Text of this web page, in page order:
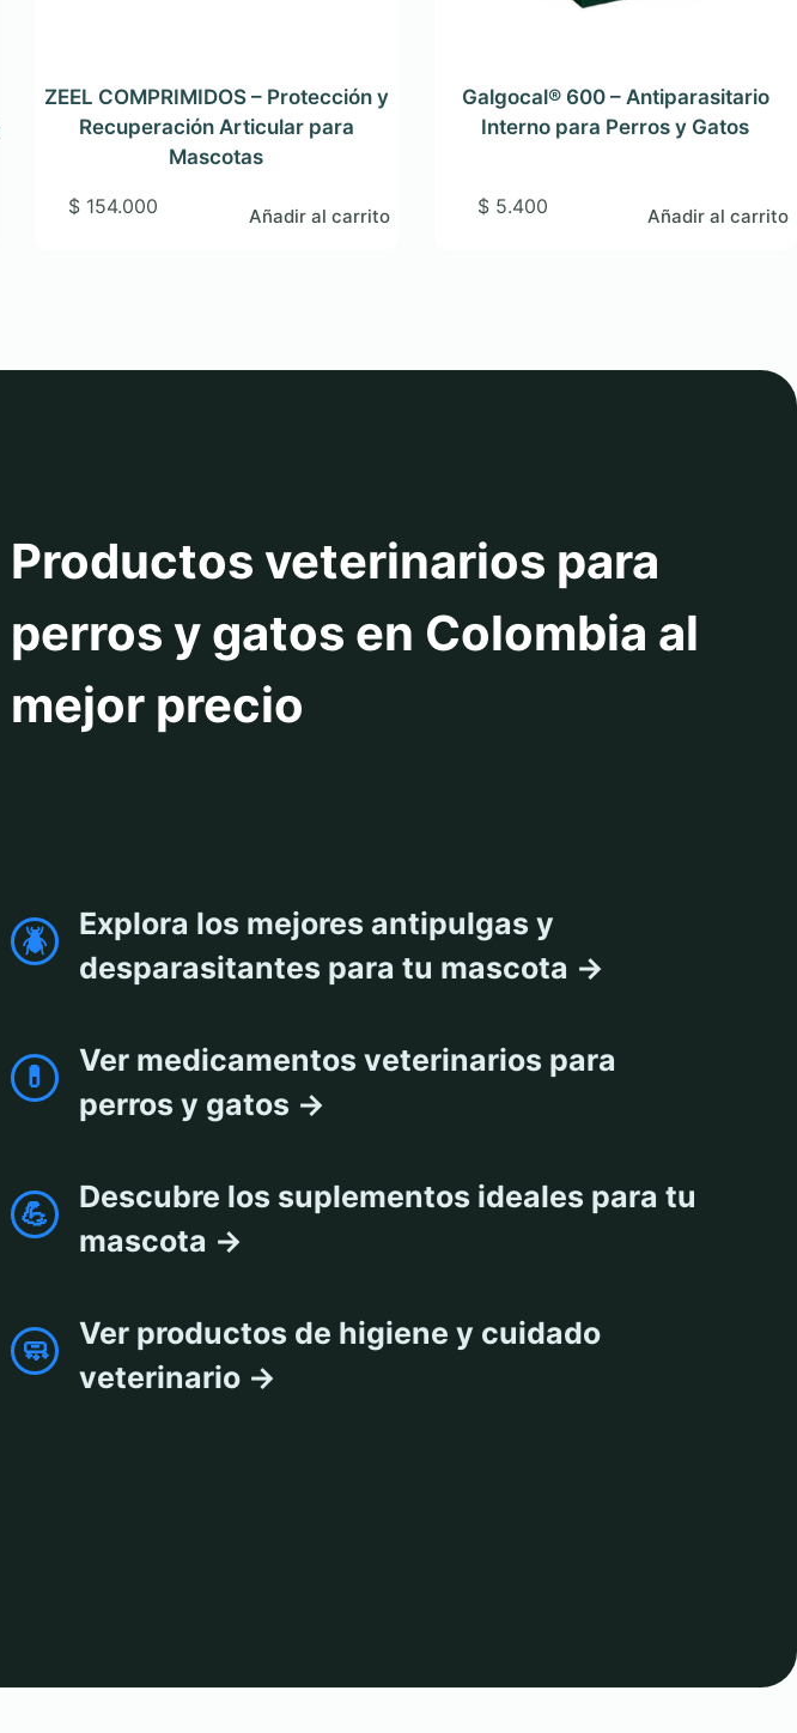
ZEEL COMPRIMIDOS – Protección y
Recuperación Articular para
Mascotas
$ 154.000 Añadir al carrito
Galgocal® 600 – Antiparasitario
Interno para Perros y Gatos
$5.400 Añadir al carrito
MedicamentosVeterinarios
Productos veterinarios para
perros y gatos en Colombia al
mejor precio
🪲
Explora los mejores antipulgas y
desparasitantes para tu mascota →
💊
Ver medicamentos veterinarios para
perros y gatos →
💪
Descubre los suplementos ideales para tu
mascota →
🧼
Ver productos de higiene y cuidado
veterinario →